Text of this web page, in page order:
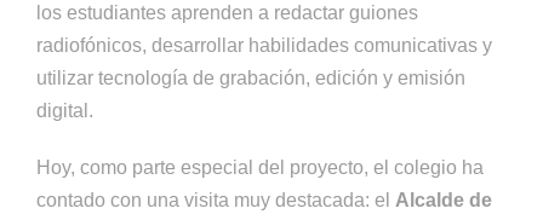
los estudiantes aprenden a redactar guiones
radiofónicos, desarrollar habilidades comunicativas y
utilizar tecnología de grabación, edición y emisión
digital.
Hoy, como parte especial del proyecto, el colegio ha
contado con una visita muy destacada: el Alcalde de